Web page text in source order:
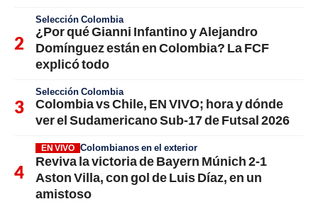
Selección Colombia
¿Por qué Gianni Infantino y Alejandro
Domínguez están en Colombia? La FCF
explicó todo
Selección Colombia
Colombia vs Chile, EN VIVO; hora y dónde
ver el Sudamericano Sub-17 de Futsal 2026
EN VIVO Colombianos en el exterior
Reviva la victoria de Bayern Múnich 2-1
Aston Villa, con gol de Luis Díaz, en un
amistoso